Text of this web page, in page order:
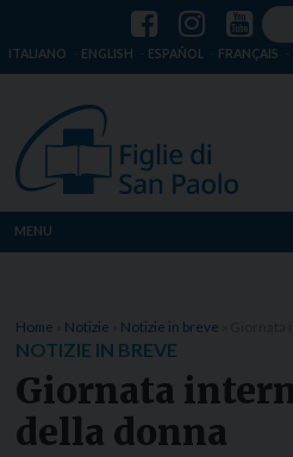
ITALIANO ENGLISH ESPAÑOL FRANÇAIS
MENU
Dove siamo
Notizie
Home Notizie Notizie in breve
NOTIZIE IN BREVE
Giornata
della donna